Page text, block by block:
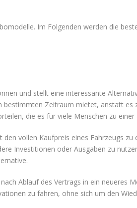
Im Folgenden werden die
und stellt eine interessante
Zeitraum mietet, anstatt es
die es für viele Menschen zu
vollen Kaufpreis eines Fahrzeugs
Investitionen oder Ausgaben zu
Ablauf des Vertrags in ein neueres
zu fahren, ohne sich um den